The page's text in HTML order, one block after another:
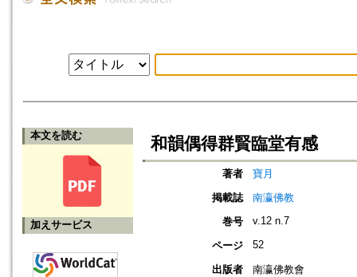
本文を読む
加えサービス
和韻偶得群賢臨堂有感
著者
寶月
掲載誌
南瀛佛教
巻号
v.12 n.7
ページ 52
出版者
南瀛佛教會